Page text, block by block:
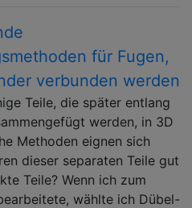
für Fugen,
verbunden werden
Teile, die später entlang
werden, in 3D
Methoden eignen sich
dieser separaten Teile gut
Teile? Wenn ich zum
wählte ich Dübel-